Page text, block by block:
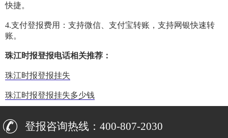
快捷。
4.支付登报费用：支持微信、支付宝转账，支持网银快速转
账。
珠江时报登报电话相关推荐：
珠江时报登报挂失
珠江时报登报挂失多少钱
登报咨询热线：400-807-2030